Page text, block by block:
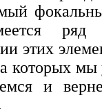
ряд
этих
которых
и